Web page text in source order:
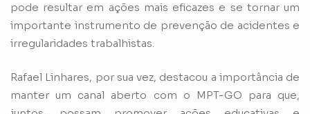
pode resultar em ações mais eficazes e se tornar um
importante instrumento de prevenção de acidentes e
irregularidades trabalhistas.
Rafael Linhares, por sua vez, destacou a importância de
manter um canal aberto com o MPT-GO para que,